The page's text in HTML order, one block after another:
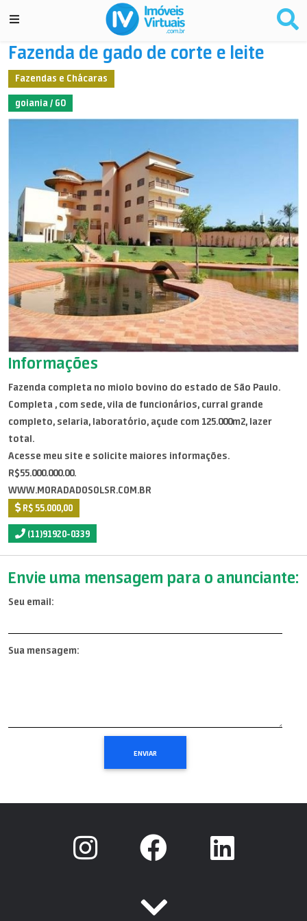
Fazenda de gado de corte e leite
Fazendas e Chácaras
goiania / GO
Informações
Fazenda completa no miolo bovino do estado de São Paulo.
Completa , com sede, vila de funcionários, curral grande
completo, selaria, laboratório, açude com 125.000m2, lazer
total.
Acesse meu site e solicite maiores informações.
R$55.000.000.00.
WWW.MORADADOSOLSR.COM.BR
R$ 55.000,00
(11)91920-0339
Envie uma mensagem para o anunciante:
Seu email:
Sua mensagem: